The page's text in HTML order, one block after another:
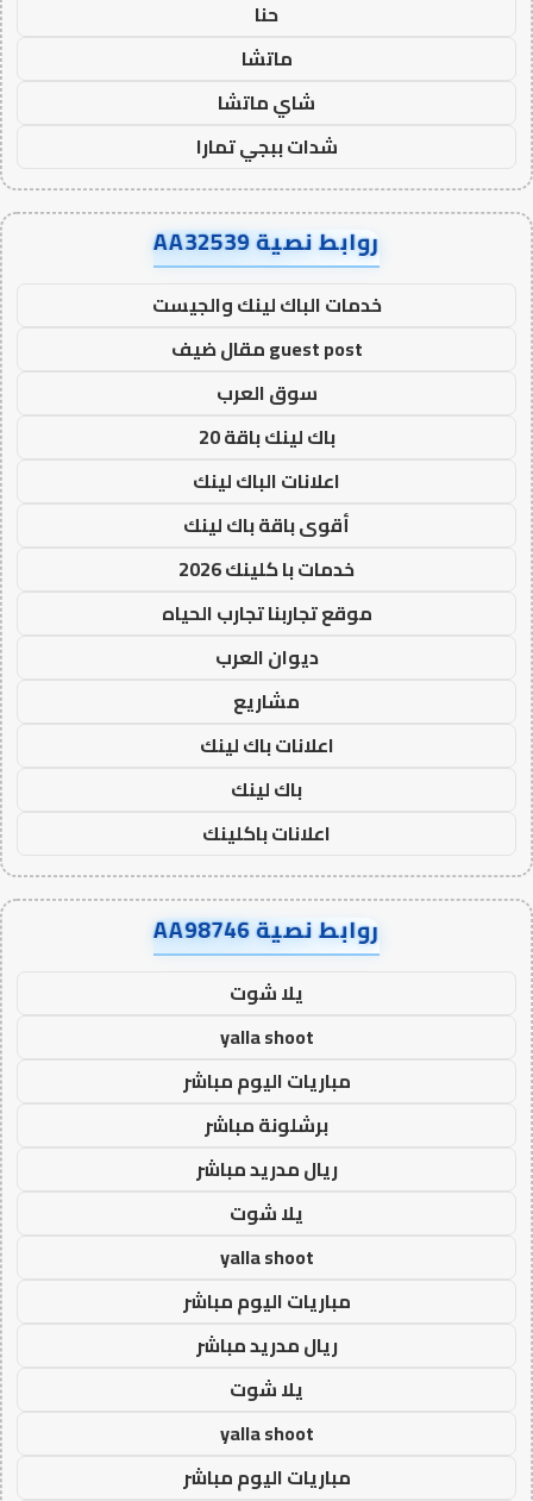
حنا
ماتشا
شاي ماتشا
شدات ببجي تمارا
روابط نصية AA32539
خدمات الباك لينك والجيست
guest post مقال ضيف
سوق العرب
باك لينك باقة 20
اعلانات الباك لينك
أقوى باقة باك لينك
خدمات با كلينك 2026
موقع تجاربنا تجارب الحياه
ديوان العرب
مشاريع
اعلانات باك لينك
باك لينك
اعلانات باكلينك
روابط نصية AA98746
يلا شوت
yalla shoot
مباريات اليوم مباشر
برشلونة مباشر
ريال مدريد مباشر
يلا شوت
yalla shoot
مباريات اليوم مباشر
ريال مدريد مباشر
يلا شوت
yalla shoot
مباريات اليوم مباشر